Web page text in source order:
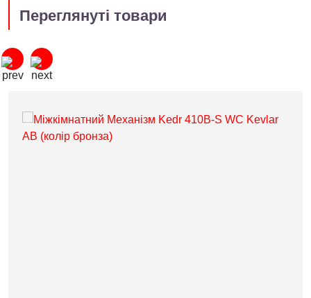
Переглянуті товари